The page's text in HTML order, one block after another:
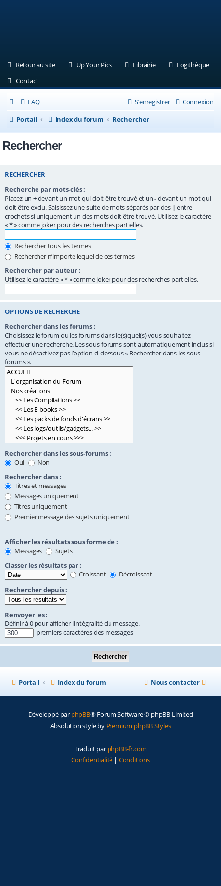
Retour au site(Ouvre un nouvel onglet)
Up Your Pics(Ouvre un nouvel onglet)
Librairie(Ouvre un nouvel
Logithèque
Contact(Ouvre un nouvel onglet)
FAQ Connexion
S’enregistrer
Portail
Index du forum Rechercher
Rechercher
RECHERCHER
Recherche par mots-clés :
Placez un +devant un mot qui doit être trouvé et un-devant un mot qui
doit être exclu. Saisissez une suite de mots séparés par des | entre
crochets si uniquement un des mots doit être trouvé. Utilisez le caractère
« * » comme joker pour des recherches partielles.
Rechercher tous les termes
Rechercher n’importe lequel de ces termes
Rechercher par auteur :
Utilisez le caractère « * » comme joker pour des recherches partielles.
OPTIONS DE RECHERCHE
Rechercher dans les forums :
Choisissez le forum ou les forums dans le(s)quel(s) vous souhaitez
effectuer une recherche. Les sous-forums sont automatiquement inclus si
vous ne désactivez pas l’option ci-dessous « Rechercher dans les sous-
forums ».
Rechercher dans les sous-forums :
Oui
Non
Rechercher dans :
Titres et messages
Messages uniquement
Titres uniquement
Premier message des sujets uniquement
Afficher les résultats sous forme de :
Messages
Sujets
Classer les résultats par :
Croissant
Décroissant
Rechercher depuis :
Renvoyer les :
Définir à 0 pour afficher l’intégralité du message.
premiers caractères des messages
Portail Index du forum Nous contacter
Développé par phpBB® Forum Software © phpBB Limited
Absolution style by Premium phpBB Styles
Traduit par phpBB-fr.com
Confidentialité | Conditions